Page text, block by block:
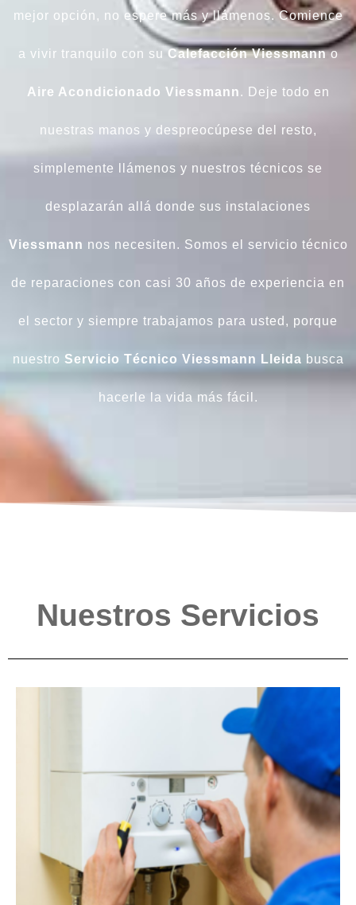
mejor opción, no espere más y llámenos. Comience
a vivir tranquilo con su Calefacción Viessmanno
Aire Acondicionado Viessmann. Deje todo en
nuestras manos y despreocúpese del resto,
simplemente llámenos y nuestros técnicos se
desplazarán allá donde sus instalaciones
Viessmann nos necesiten. Somos el servicio técnico
de reparaciones con casi 30 años de experiencia en
el sector y siempre trabajamos para usted, porque
nuestro Servicio Técnico Viessmann Lleida busca
hacerle la vida más fácil.
Nuestros Servicios